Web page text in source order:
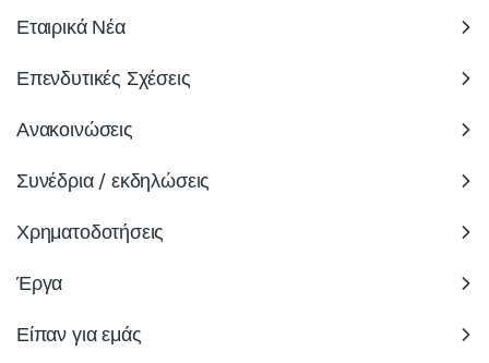
Εταιρικά Νέα
Επενδυτικές Σχέσεις
Ανακοινώσεις
Συνέδρια / εκδηλώσεις
Χρηματοδοτήσεις
Έργα
Είπαν για εμάς